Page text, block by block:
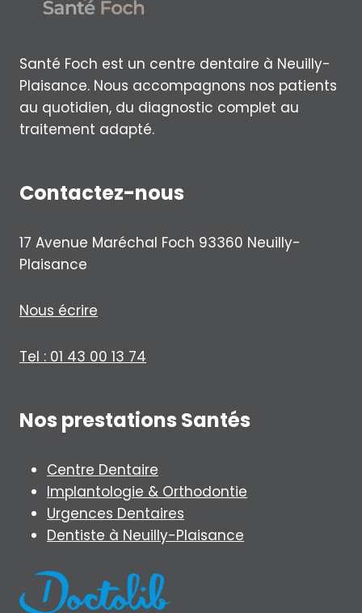
Santé Foch est un centre dentaire à Neuilly-
Plaisance. Nous accompagnons nos patients
au quotidien, du diagnostic complet au
traitement adapté.
Contactez-nous
17 Avenue Maréchal Foch 93360 Neuilly-
Plaisance
Nous écrire
Tel : 01 43 00 13 74
Nos prestations Santés
Centre Dentaire
Implantologie & Orthodontie
Urgences Dentaires
Dentiste à Neuilly-Plaisance